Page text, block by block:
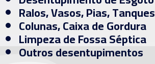
Ralos, Vasos, Pias, Tanques
Colunas, Caixa de Gordura
Limpeza de Fossa Séptica
Outros desentupimentos